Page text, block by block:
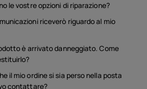
le vostre opzioni di riparazione?
riceverò riguardo al mio
è arrivato danneggiato. Come
il mio ordine si sia perso nella posta
contattare?